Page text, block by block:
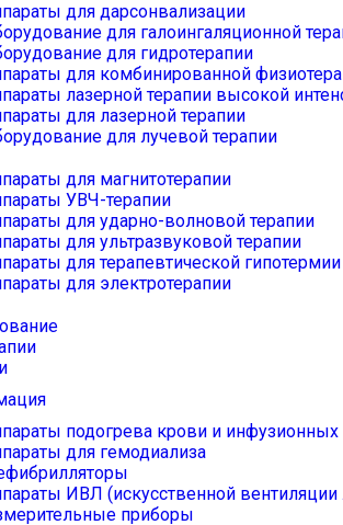
для дарсонвализации
для галоингаляционной
для гидротерапии
для комбинированной
лазерной терапии высокой
для лазерной терапии
для лучевой терапии
для магнитотерапии
УВЧ-терапии
для ударно-волновой терапии
для ультразвуковой терапии
для терапевтической
для электротерапии
подогрева крови и инфузионных
для гемодиализа
ИВЛ (искусственной вентиляции
приборы